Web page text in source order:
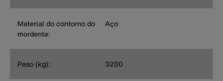
Material do contorno do
mordente:
Aço
Peso (kg): 3200